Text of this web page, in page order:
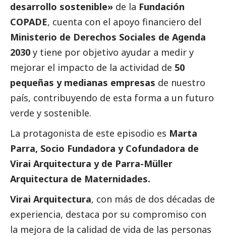
desarrollo sostenible» de la Fundación
COPADE, cuenta con el apoyo financiero del
Ministerio de Derechos Sociales de Agenda
2030 y tiene por objetivo ayudar a medir y
mejorar el impacto de la actividad de 50
pequeñas y medianas empresas de nuestro
país, contribuyendo de esta forma a un futuro
verde y sostenible.
La protagonista de este episodio es Marta
Parra, Socio Fundadora y Cofundadora de
Virai Arquitectura y de Parra-Müller
Arquitectura de Maternidades.
Virai Arquitectura, con más de dos décadas de
experiencia, destaca por su compromiso con
la mejora de la calidad de vida de las personas